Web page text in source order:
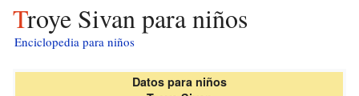
Troye Sivan para niños
Enciclopedia para niños
Datos para niños